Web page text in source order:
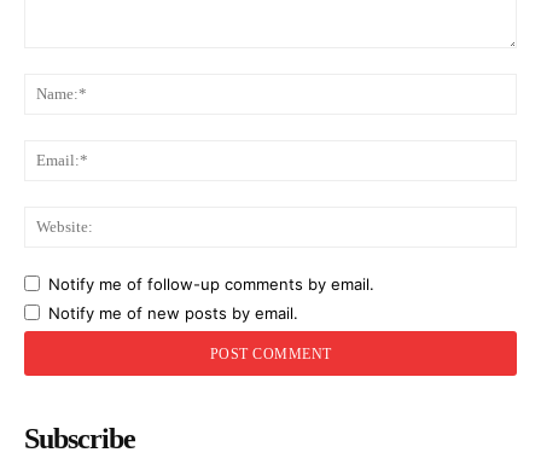
Notify me of follow-up comments by email.
Notify me of new posts by email.
Subscribe